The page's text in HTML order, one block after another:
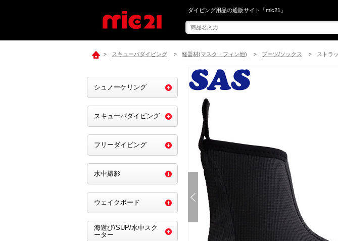
mic21で[ SAS ] SP-SHARK BOOT スペシャルシャークブ
ダイビング用品の通販サイト「mic21」
> スキューバダイビング > 軽器材(マスク・フィン他) > ブーツ/ソックス > ストラ
シュノーケリング
スキューバダイビング
フリーダイビング
水中撮影
ウェイクボード
海遊び/SUP/水中スク
ーター